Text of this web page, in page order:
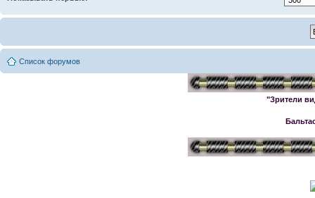
Список форумов
"Зрители